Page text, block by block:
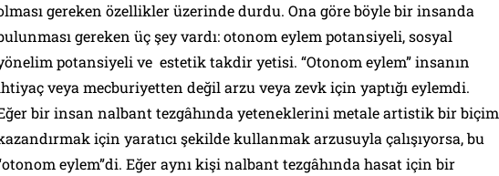
gereken özellikler üzerinde durdu. Ona göre böyle bir insanda
gereken üç şey vardı:otonom eylem potansiyeli,sosyal
potansiyeli ve estetik takdir yetisi. “Otonom eylem” insanın
veya mecburiyetten değil arzu veya zevk için yaptığı eylemdi.
bir insan nalbant tezgâhında yeteneklerini metale artistik bir biçim
için yaratıcı şekilde kullanmak arzusuyla çalışıyorsa, bu
eylem”di. Eğer aynı kişi nalbant tezgâhında hasat için bir